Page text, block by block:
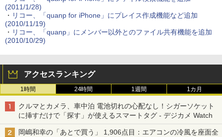
(2011/1/28)
・ リコー、「quanp for iPhone」にプレイス作成機能など追加
(2010/11/19)
・ リコー、「quanp」にメンバー以外とのファイル共有機能を追加
(2010/10/29)
アクセスランキング
1時間 24時間 1週間 1カ月
クルマとカメラ、車中泊 電池切れの心配なし！シガーソケット
に挿すだけで「探す」が使えるスマートタグ - デジカメ Watch
岡嶋和幸の「あとで買う」 1,906点目：エアコンの冷風を座面全